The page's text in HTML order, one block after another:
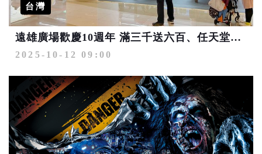
台灣
遠雄廣場歡慶10週年 滿三千送六百、任天堂Switch 2等你帶回家
2025-10-12 09:00